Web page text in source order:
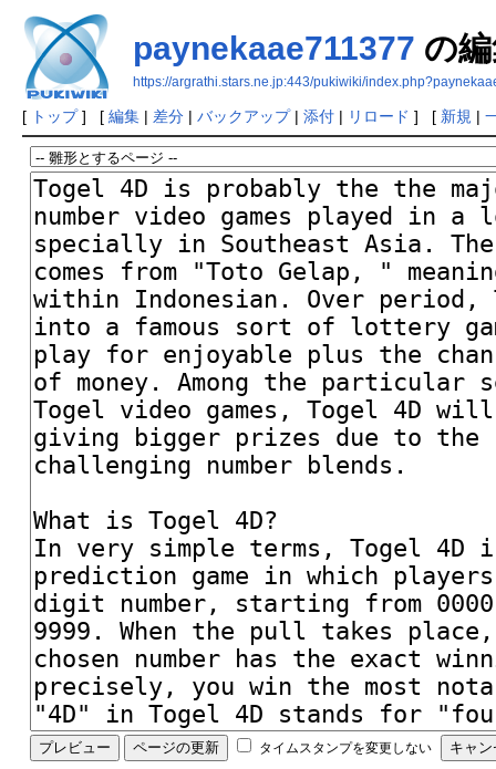
paynekaae711377 の
https://argrathi.stars.ne.jp:443/pukiwiki/
[ トップ] [ 編集| 差分| バックアップ| 添付| リロード ] [ 新規 |
タイムスタンプを変更しない